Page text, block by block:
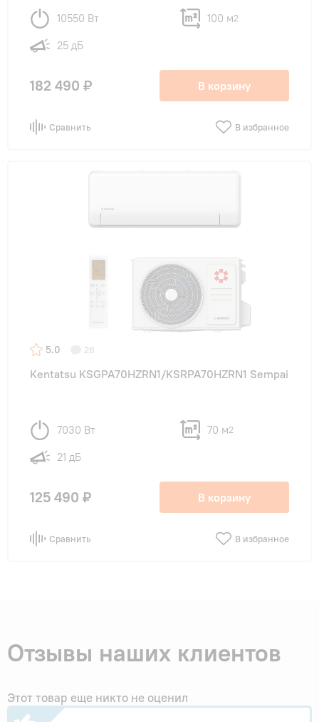
10550 Вт 100 м2
25 дБ
182 490 ₽ В корзину
Сравнить В избранное
5.0 28
Kentatsu KSGPA70HZRN1/KSRPA70HZRN1 Sempai
7030 Вт 70 м2
21 дБ
125 490 ₽ В корзину
Сравнить В избранное
Отзывы наших клиентов
Этот товар еще никто не оценил